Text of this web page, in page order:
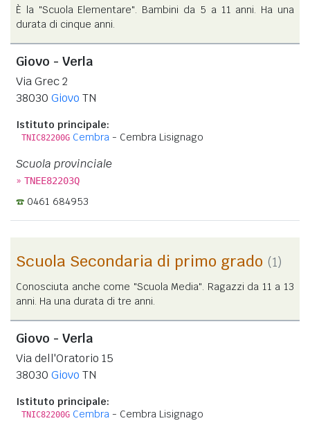
È la "Scuola Elementare". Bambini da 5 a 11 anni. Ha una
durata di cinque anni.
Giovo - Verla
Via Grec 2
38030 Giovo TN
Istituto principale:
TNIC82200G Cembra - Cembra Lisignago
Scuola provinciale
» TNEE82203Q
0461 684953
Scuola Secondaria di primo grado (1)
Conosciuta anche come "Scuola Media". Ragazzi da 11 a 13
anni. Ha una durata di tre anni.
Giovo - Verla
Via dell'Oratorio 15
38030 Giovo TN
Istituto principale:
TNIC82200G Cembra - Cembra Lisignago